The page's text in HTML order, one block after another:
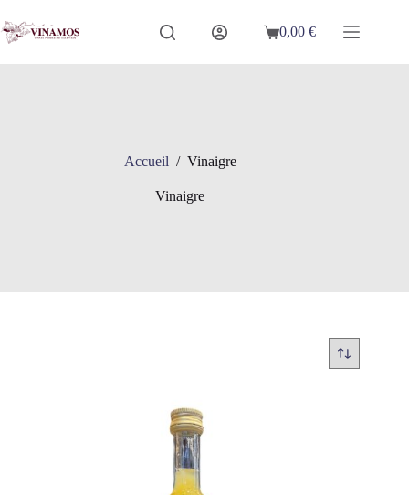
au
contenu
Panier
0,00€
Accueil / Vinaigre
Vinaigre